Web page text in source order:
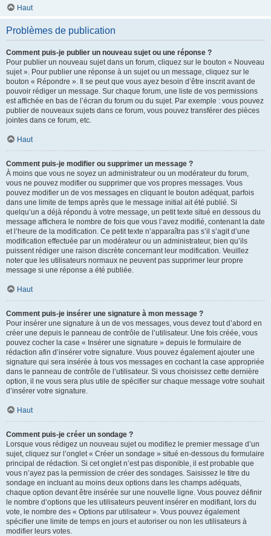
Haut
Problèmes de publication
Comment puis-je publier un nouveau sujet ou une réponse ?
Pour publier un nouveau sujet dans un forum, cliquez sur le bouton « Nouveau
sujet ». Pour publier une réponse à un sujet ou un message, cliquez sur le
bouton « Répondre ». Il se peut que vous ayez besoin d’être inscrit avant de
pouvoir rédiger un message. Sur chaque forum, une liste de vos permissions
est affichée en bas de l’écran du forum ou du sujet. Par exemple : vous pouvez
publier de nouveaux sujets dans ce forum, vous pouvez transférer des pièces
jointes dans ce forum, etc.
Haut
Comment puis-je modifier ou supprimer un message ?
À moins que vous ne soyez un administrateur ou un modérateur du forum,
vous ne pouvez modifier ou supprimer que vos propres messages. Vous
pouvez modifier un de vos messages en cliquant le bouton adéquat, parfois
dans une limite de temps après que le message initial ait été publié. Si
quelqu’un a déjà répondu à votre message, un petit texte situé en dessous du
message affichera le nombre de fois que vous l’avez modifié, contenant la date
et l’heure de la modification. Ce petit texte n’apparaîtra pas s’il s’agit d’une
modification effectuée par un modérateur ou un administrateur, bien qu’ils
puissent rédiger une raison discrète concernant leur modification. Veuillez
noter que les utilisateurs normaux ne peuvent pas supprimer leur propre
message si une réponse a été publiée.
Haut
Comment puis-je insérer une signature à mon message ?
Pour insérer une signature à un de vos messages, vous devez tout d’abord en
créer une depuis le panneau de contrôle de l’utilisateur. Une fois créée, vous
pouvez cocher la case « Insérer une signature » depuis le formulaire de
rédaction afin d’insérer votre signature. Vous pouvez également ajouter une
signature qui sera insérée à tous vos messages en cochant la case appropriée
dans le panneau de contrôle de l’utilisateur. Si vous choisissez cette dernière
option, il ne vous sera plus utile de spécifier sur chaque message votre souhait
d’insérer votre signature.
Haut
Comment puis-je créer un sondage ?
Lorsque vous rédigez un nouveau sujet ou modifiez le premier message d’un
sujet, cliquez sur l’onglet « Créer un sondage » situé en-dessous du formulaire
principal de rédaction. Si cet onglet n’est pas disponible, il est probable que
vous n’ayez pas la permission de créer des sondages. Saisissez le titre du
sondage en incluant au moins deux options dans les champs adéquats,
chaque option devant être insérée sur une nouvelle ligne. Vous pouvez définir
le nombre d’options que les utilisateurs peuvent insérer en modifiant, lors du
vote, le nombre des « Options par utilisateur ». Vous pouvez également
spécifier une limite de temps en jours et autoriser ou non les utilisateurs à
modifier leurs votes.